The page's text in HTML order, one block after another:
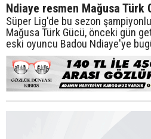
Ndiaye resmen Mağusa Türk
Süper Lig'de bu sezon
Mağusa Türk Gücü, önceki gün
eski oyuncu Badou Ndiaye'ye